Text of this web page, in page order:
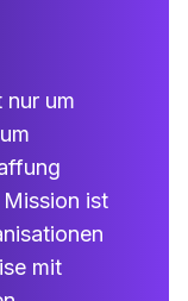
nur um
ist
mit